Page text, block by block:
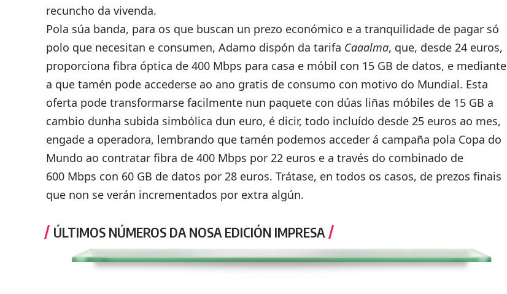
recuncho da vivenda.
Pola súa banda, para os que buscan un prezo económico e a tranquilidade de pagar só
polo que necesitan e consumen, Adamo dispón da tarifa Caaalma, que, desde 24 euros,
proporciona fibra óptica de 400 Mbps para casa e móbil con 15 GB de datos, e mediante
a que tamén pode accederse ao ano gratis de consumo con motivo do Mundial. Esta
oferta pode transformarse facilmente nun paquete con dúas liñas móbiles de 15 GB a
cambio dunha subida simbólica dun euro, é dicir, todo incluído desde 25 euros ao mes,
engade a operadora, lembrando que tamén podemos acceder á campaña pola Copa do
Mundo ao contratar fibra de 400 Mbps por 22 euros e a través do combinado de
600 Mbps con 60 GB de datos por 28 euros. Trátase, en todos os casos, de prezos finais
que non se verán incrementados por extra algún.
ÚLTIMOS NÚMEROS DA NOSA EDICIÓN IMPRESA